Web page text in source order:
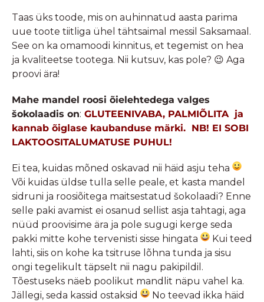
Taas üks toode, mis on auhinnatud aasta parima
uue toote tiitliga ühel tähtsaimal messil Saksamaal.
See on ka omamoodi kinnitus, et tegemist on hea
ja kvaliteetse tootega. Nii kutsuv, kas pole? 😉 Aga
proovi ära!
Mahe mandel roosi õielehtedega valges
šokolaadis on: GLUTEENIVABA, PALMIÕLITA ja
kannab õiglase kaubanduse märki. NB! EI SOBI
LAKTOOSITALUMATUSE PUHUL!
Ei tea, kuidas mõned oskavad nii häid asju teha
Või kuidas üldse tulla selle peale, et kasta mandel
sidruni ja roosiõitega maitsestatud šokolaadi? Enne
selle paki avamist ei osanud sellist asja tahtagi, aga
nüüd proovisime ära ja pole sugugi kerge seda
pakki mitte kohe tervenisti sisse hingata
Kui teed
lahti, siis on kohe ka tsitruse lõhna tunda ja sisu
ongi tegelikult täpselt nii nagu pakipildil.
Tõestuseks näeb poolikut mandlit näpu vahel ka.
Jällegi, seda kassid ostaksid
No teevad ikka häid